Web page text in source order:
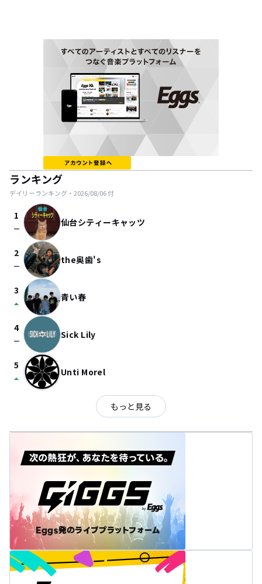
ランキング
デイリーランキング・ 2026/08/06付
1
check_indeterminate_small 仙台シティーキャッツ
2
check_indeterminate_small the奥歯's
3
arrow_drop_up 青い春
4
check_indeterminate_small Sick Lily
5
arrow_drop_up Unti Morel
もっと見る